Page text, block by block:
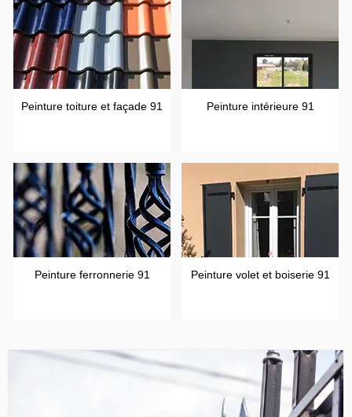
Peinture toiture et façade 91 Peinture intérieure 91
Peinture ferronnerie 91 Peinture volet et boiserie 91